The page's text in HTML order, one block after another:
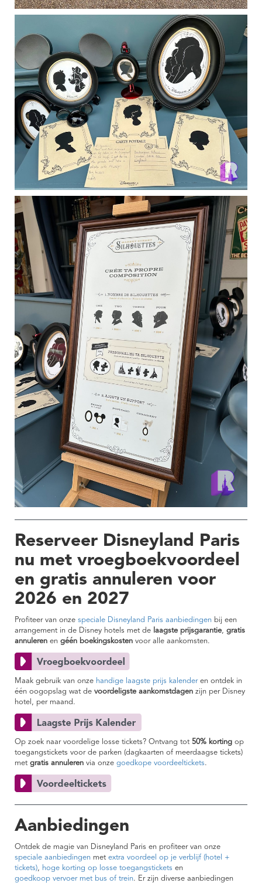
Reserveer Disneyland Paris
nu met vroegboekvoordeel
en gratis annuleren voor
2026 en 2027
Profiteer van onze speciale Disneyland Paris aanbiedingen bij een
arrangement in de Disney hotels met de laagste prijsgarantie, gratis
annuleren en géén boekingskosten voor alle aankomsten.
Maak gebruik van onze handige laagste prijs kalenderen ontdek in
één oogopslag wat de voordeligste aankomstdagen zijn per Disney
hotel, per maand.
Op zoek naar voordelige losse tickets? Ontvang tot 50% korting op
toegangstickets voor de parken (dagkaarten of meerdaagse tickets)
met gratis annuleren via onze goedkope voordeeltickets.
Aanbiedingen
Ontdek de magie van Disneyland Paris en profiteer van onze
speciale aanbiedingen met extra voordeel op je verblijf (hotel +
tickets), hoge korting op losse toegangstickets en
goedkoop vervoer met bus of trein. Er zijn diverse aanbiedingen